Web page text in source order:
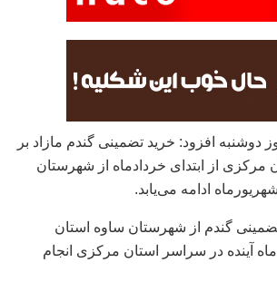
دوشنبه افزود: خرید تضمینی گندم مازاد بر
مرکزی از ابتدای خردادماه از شهرستان
ادامه می‌یابد.
گندم از شهرستان ساوه استان
آینده در سراسر استان مرکزی انجام